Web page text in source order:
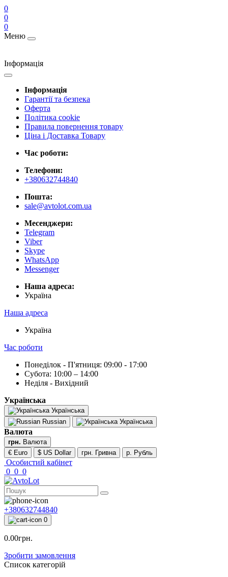
0
0
0
Меню
Інформація
Інформація
Гарантії та безпека
Оферта
Політика cookie
Правила повернення товару
Ціна і Доставка Товару
Час роботи:
Телефони:
+380632744840
Пошта:
sale@avtolot.com.ua
Месенджери:
Telegram
Viber
Skype
WhatsApp
Messenger
Наша адреса:
Українa
Наша адреса
Українa
Час роботи
Понеділок - П'ятниця: 09:00 - 17:00
Субота: 10:00 – 14:00
Неділя - Вихідний
Українська
Українська
Russian
Українська
Валюта
грн. Валюта
€ Euro
$ US Dollar грн. Гривна р. Рубль
Особистий кабінет
0 0 0
+380632744840
0
0.00грн.
Зробити замовлення
Список категорій